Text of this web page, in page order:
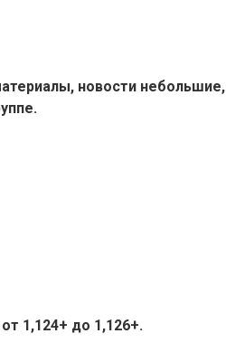
новости
1,124+ до 1,126+.